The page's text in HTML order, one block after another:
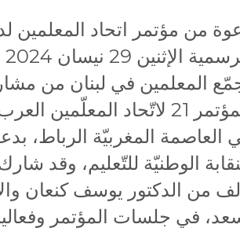
من مؤتمر اتحاد المعلمين
المعلمين في لبنان من
المؤتمر 21 لاتّحاد المعلّمين
العاصمة المغربيّة الرباط،
الوطنيّة للتّعليم، وقد
من الدكتور يوسف كنعان
في جلسات المؤتمر